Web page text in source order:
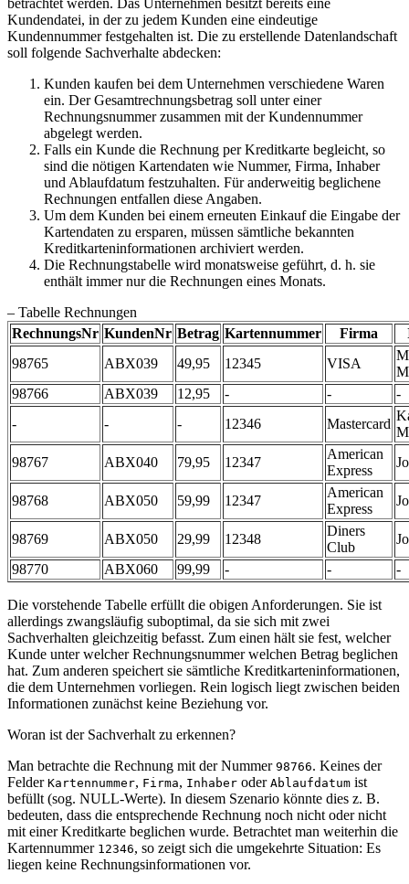
betrachtet werden. Das Unternehmen besitzt bereits eine
Kundendatei, in der zu jedem Kunden eine eindeutige
Kundennummer festgehalten ist. Die zu erstellende Datenlandschaft
soll folgende Sachverhalte abdecken:
Kunden kaufen bei dem Unternehmen verschiedene Waren
ein. Der Gesamtrechnungsbetrag soll unter einer
Rechnungsnummer zusammen mit der Kundennummer
abgelegt werden.
Falls ein Kunde die Rechnung per Kreditkarte begleicht, so
sind die nötigen Kartendaten wie Nummer, Firma, Inhaber
und Ablaufdatum festzuhalten. Für anderweitig beglichene
Rechnungen entfallen diese Angaben.
Um dem Kunden bei einem erneuten Einkauf die Eingabe der
Kartendaten zu ersparen, müssen sämtliche bekannten
Kreditkarteninformationen archiviert werden.
Die Rechnungstabelle wird monatsweise geführt, d. h. sie
enthält immer nur die Rechnungen eines Monats.
– Tabelle Rechnungen
RechnungsNr KundenNr Betrag Kartennummer Firma
98765
ABX039 49,95 12345 VISA
98766
ABX039 12,95 - -
-
-
- - 12346 Mastercard
98767
ABX040 79,95 12347
American
Express
98768 ABX050 59,99 12347
American
Express
98769 ABX050 29,99 12348
Diners
Club
98770
ABX060 99,99 - - -
Die vorstehende Tabelle erfüllt die obigen Anforderungen. Sie ist
allerdings zwangsläufig suboptimal, da sie sich mit zwei
Sachverhalten gleichzeitig befasst. Zum einen hält sie fest, welcher
Kunde unter welcher Rechnungsnummer welchen Betrag beglichen
hat. Zum anderen speichert sie sämtliche Kreditkarteninformationen,
die dem Unternehmen vorliegen. Rein logisch liegt zwischen beiden
Informationen zunächst keine Beziehung vor.
Woran ist der Sachverhalt zu erkennen?
Man betrachte die Rechnung mit der Nummer 98766. Keines der
Felder Kartennummer, Firma, Inhaber oder Ablaufdatum ist
befüllt (sog. NULL-Werte). In diesem Szenario könnte dies z. B.
bedeuten, dass die entsprechende Rechnung noch nicht oder nicht
mit einer Kreditkarte beglichen wurde. Betrachtet man weiterhin die
Kartennummer 12346, so zeigt sich die umgekehrte Situation: Es
liegen keine Rechnungsinformationen vor.